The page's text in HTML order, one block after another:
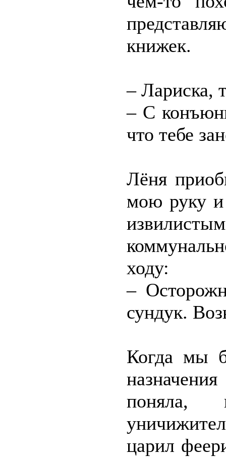
книжек.
– Лариска,
– С
что тебе
Лёня
мою руку и
ходу:
–
сундук.
Когда мы
поняла,
царил